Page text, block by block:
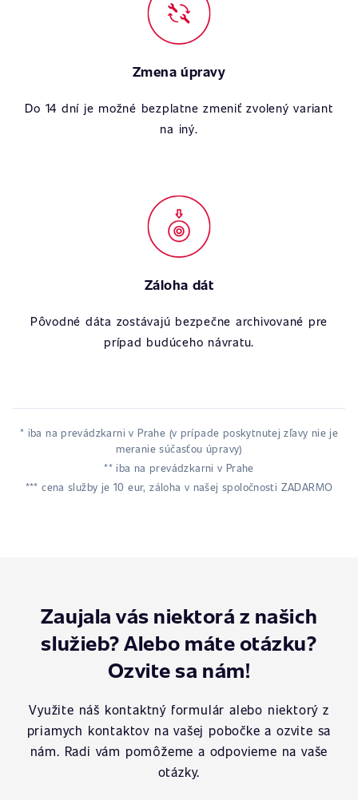
Zmena úpravy
Do 14 dní je možné bezplatne zmeniť zvolený variant
na iný.
Záloha dát
Pôvodné dáta zostávajú bezpečne archivované pre
prípad budúceho návratu.
* iba na prevádzkarni v Prahe (v prípade poskytnutej zľavy nie je
meranie súčasťou úpravy)
** iba na prevádzkarni v Prahe
*** cena služby je 10 eur, záloha v našej spoločnosti ZADARMO
Zaujala vás niektorá z našich
služieb? Alebo máte otázku?
Ozvite sa nám!
Využite náš kontaktný formulár alebo niektorý z
priamych kontaktov na vašej pobočke a ozvite sa
nám. Radi vám pomôžeme a odpovieme na vaše
otázky.